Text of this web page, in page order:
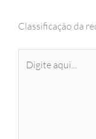
Classificação da
aqui...